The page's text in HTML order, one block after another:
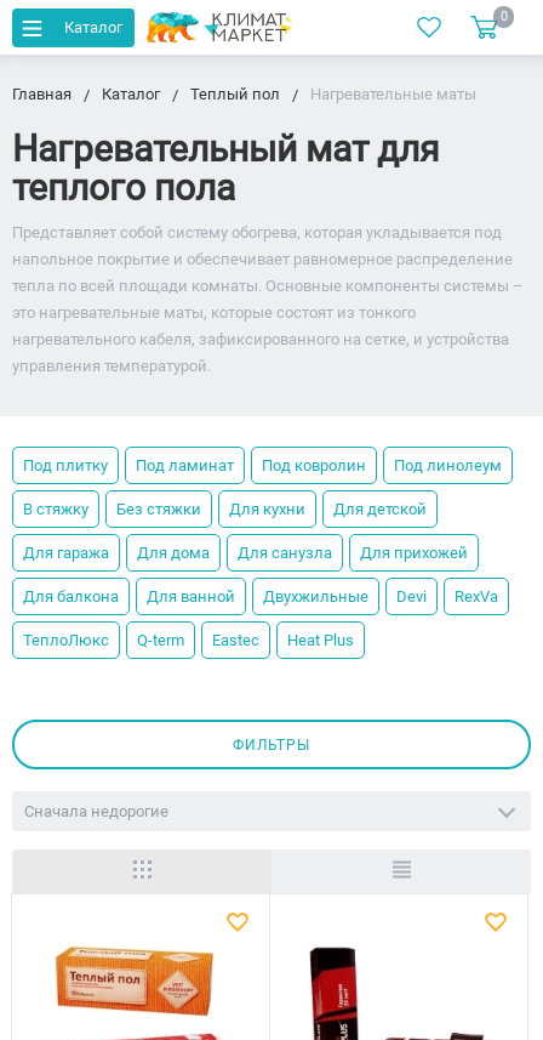
Каталог
0
Главная Каталог Теплый пол Нагревательные маты
Нагревательный мат для
теплого пола
Представляет собой систему обогрева, которая укладывается под
напольное покрытие и обеспечивает равномерное распределение
тепла по всей площади комнаты. Основные компоненты системы –
это нагревательные маты, которые состоят из тонкого
нагревательного кабеля, зафиксированного на сетке, и устройства
управления температурой.
Под плитку Под ламинат Под ковролин Под линолеум
В стяжку Без стяжки Для кухни Для детской
Для гаража Для дома Для санузла Для прихожей
Для балкона Для ванной Двухжильные Devi RexVa
ТеплоЛюкс Q-term Eastec Heat Plus
ФИЛЬТРЫ
Сначала недорогие